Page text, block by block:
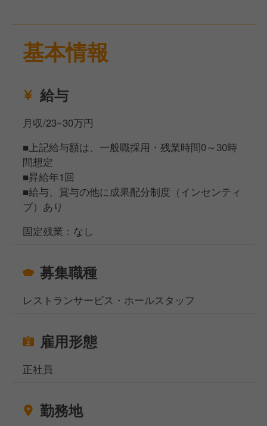
基本情報
給与
月収/23~30万円
■上記給与額は、一般職採用・残業時間0～30時
間想定
■昇給年1回
■給与、賞与の他に成果配分制度（インセンティ
ブ）あり
固定残業：なし
募集職種
レストランサービス・ホールスタッフ
雇用形態
正社員
勤務地